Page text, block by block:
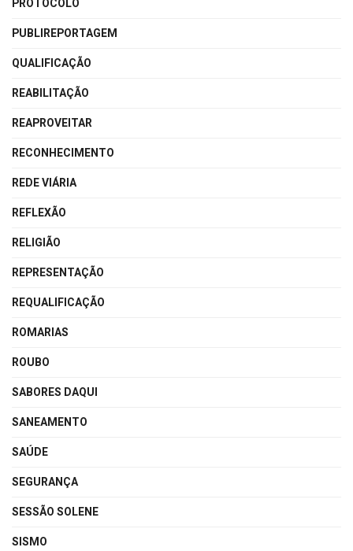
PROTOCOLO
PUBLIREPORTAGEM
QUALIFICAÇÃO
REABILITAÇÃO
REAPROVEITAR
RECONHECIMENTO
REDE VIÁRIA
REFLEXÃO
RELIGIÃO
REPRESENTAÇÃO
REQUALIFICAÇÃO
ROMARIAS
ROUBO
SABORES DAQUI
SANEAMENTO
SAÚDE
SEGURANÇA
SESSÃO SOLENE
SISMO